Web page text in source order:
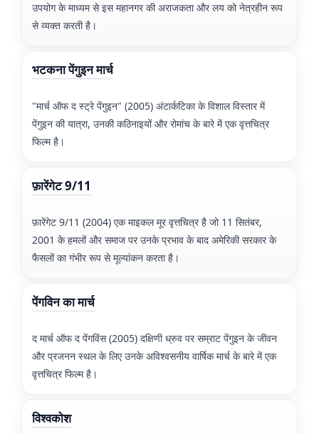
उपयोग के माध्यम से इस महानगर की अराजकता और लय को नेत्रहीन रूप
से व्यक्त करती है।
भटकना पेंगुइन मार्च
"मार्च ऑफ द स्ट्रे पेंगुइन" (2005) अंटार्कटिका के विशाल विस्तार में
पेंगुइन की यात्रा, उनकी कठिनाइयों और रोमांच के बारे में एक वृत्तचित्र
फिल्म है।
फ़ारेंगेट 9/11
फ़ारेंगेट 9/11 (2004) एक माइकल मूर वृत्तचित्र है जो 11 सितंबर,
2001 के हमलों और समाज पर उनके प्रभाव के बाद अमेरिकी सरकार के
फैसलों का गंभीर रूप से मूल्यांकन करता है।
पेंगविन का मार्च
द मार्च ऑफ द पेंगविंस (2005) दक्षिणी ध्रुव पर सम्राट पेंगुइन के जीवन
और प्रजनन स्थल के लिए उनके अविश्वसनीय वार्षिक मार्च के बारे में एक
वृत्तचित्र फिल्म है।
विश्वकोश